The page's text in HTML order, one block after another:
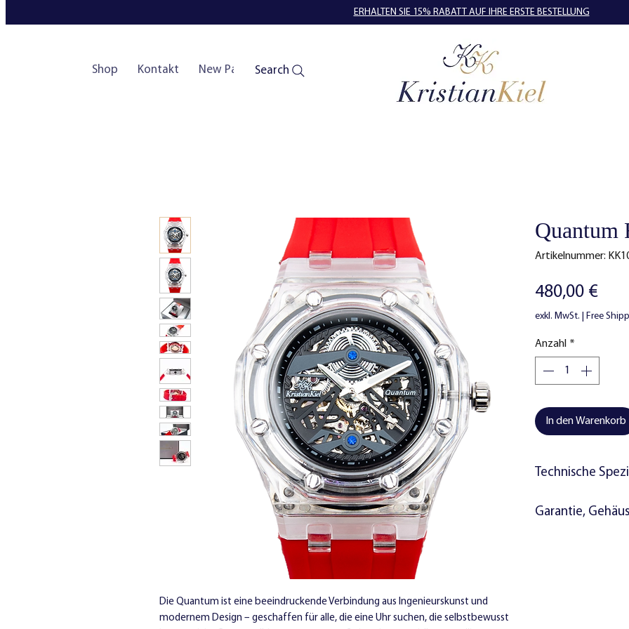
ERHALTEN SIE 15% RABATT AUF IHRE ERSTE BESTELLUNG
Shop Kontakt New Page Search
Die Quantum ist eine beeindruckende Verbindung aus Ingenieurskunst und
modernem Design – geschaffen für alle, die eine Uhr suchen, die selbstbewusst
Quantum
Artikelnummer:
480,00 €Preis
exkl. MwSt. Free
Anzahl *
In den Warenkorb
Technische
Wasserdichtigkeit:3
Garantie,